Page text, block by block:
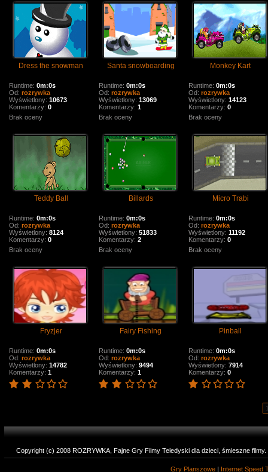
Dress the snowman
Runtime: 0m:0s
Od: rozrywka
Wyświetlony: 10673
Komentarzy: 0
Brak oceny
Santa snowboarding
Runtime: 0m:0s
Od: rozrywka
Wyświetlony: 13069
Komentarzy: 1
Brak oceny
Monkey Kart
Runtime: 0m:0s
Od: rozrywka
Wyświetlony: 14123
Komentarzy: 0
Brak oceny
Teddy Ball
Runtime: 0m:0s
Od: rozrywka
Wyświetlony: 8124
Komentarzy: 0
Brak oceny
Billards
Runtime: 0m:0s
Od: rozrywka
Wyświetlony: 51833
Komentarzy: 2
Brak oceny
Micro Trabi
Runtime: 0m:0s
Od: rozrywka
Wyświetlony: 11192
Komentarzy: 0
Brak oceny
Fryzjer
Runtime: 0m:0s
Od: rozrywka
Wyświetlony: 14782
Komentarzy: 1
Fairy Fishing
Runtime: 0m:0s
Od: rozrywka
Wyświetlony: 9494
Komentarzy: 1
Pinball
Runtime: 0m:0s
Od: rozrywka
Wyświetlony: 7914
Komentarzy: 0
Copyright (c) 2008 ROZRYWKA, Fajne Gry Filmy Teledyski dla dzieci, śmieszne
Gry Planszowe | Internet Speed